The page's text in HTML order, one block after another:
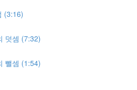
(3:16)
덧셈 (7:32)
뺄셈 (1:54)